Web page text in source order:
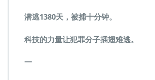
潜逃1380天，被捕十分钟。
科技的力量让犯罪分子插翅难逃。
一